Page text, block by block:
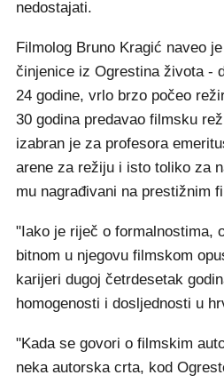
nedostajati.
Filmolog Bruno Kragić naveo
činjenice iz Ogrestina života -
24 godine, vrlo brzo počeo
30 godina predavao filmsku
izabran je za profesora
arene za režiju i isto toliko za
mu nagrađivani na prestižnim
"Iako je riječ o formalnostima,
bitnom u njegovu filmskom
karijeri dugoj četrdesetak
homogenosti i dosljednosti u
"Kada se govori o filmskim
neka autorska crta, kod